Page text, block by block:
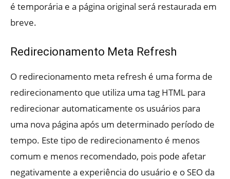
é temporária e a página original será restaurada em
breve.
Redirecionamento Meta Refresh
O redirecionamento meta refresh é uma forma de
redirecionamento que utiliza uma tag HTML para
redirecionar automaticamente os usuários para
uma nova página após um determinado período de
tempo. Este tipo de redirecionamento é menos
comum e menos recomendado, pois pode afetar
negativamente a experiência do usuário e o SEO da